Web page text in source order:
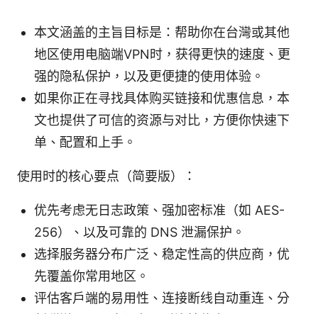
本文涵盖的主旨目标是：帮助你在台灣或其他
地区使用电脑端VPN时，获得更快的速度、更
强的隐私保护，以及更便捷的使用体验。
如果你正在寻找具体购买链接和优惠信息，本
文也提供了可信的资源与对比，方便你快速下
单、配置和上手。
使用时的核心要点（简要版）：
优先考虑无日志政策、强加密标准（如 AES-
256）、以及可靠的 DNS 泄漏保护。
选择服务器分布广泛、稳定性高的供应商，优
先覆盖你常用地区。
评估客户端的易用性、连接断线自动重连、分